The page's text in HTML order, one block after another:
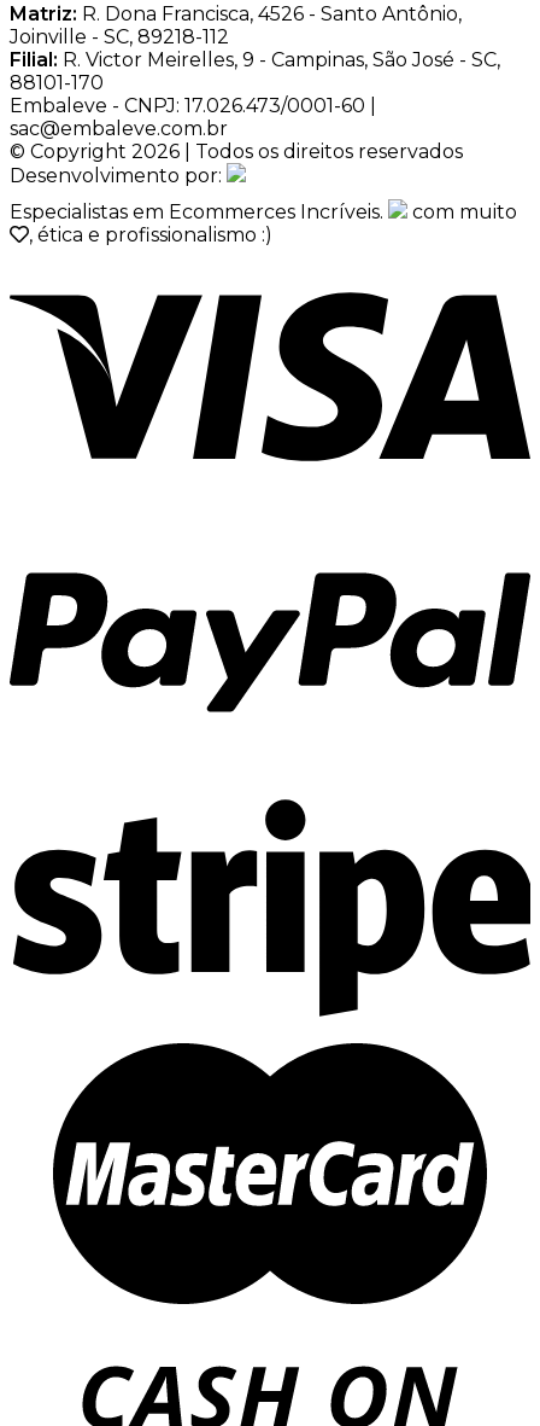
Matriz: R. Dona Francisca, 4526 - Santo Antônio,
Joinville - SC, 89218-112
Filial: R. Victor Meirelles, 9 - Campinas, São José - SC,
88101-170
Embaleve - CNPJ: 17.026.473/0001-60 |
sac@embaleve.com.br
© Copyright 2026 | Todos os direitos reservados
Desenvolvimento por:
Especialistas em Ecommerces Incríveis.
com muito
, ética e profissionalismo :)